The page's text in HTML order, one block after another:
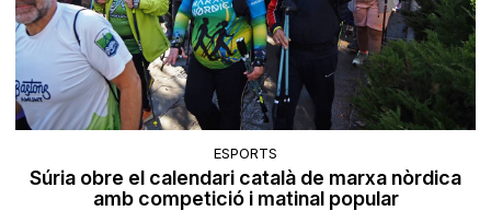
ESPORTS
Súria obre el calendari català de marxa nòrdica
amb competició i matinal popular